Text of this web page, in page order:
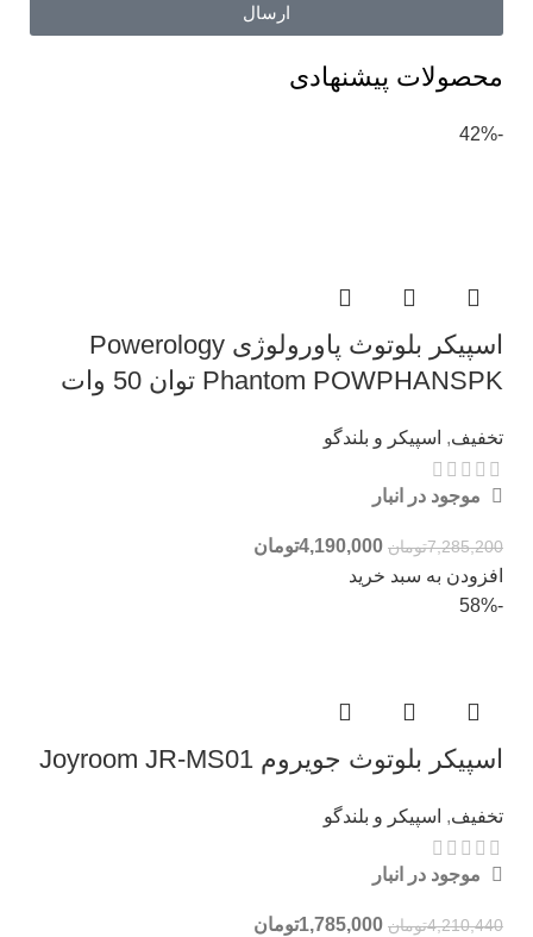
ارسال
محصولات پیشنهادی
-42%
اسپیکر بلوتوث پاورولوژی Powerology
Phantom POWPHANSPK توان 50 وات
تخفیف, اسپیکر و بلندگو
موجود در انبار
7,285,200تومان 4,190,000تومان
افزودن به سبد خرید
-58%
اسپیکر بلوتوث جویروم Joyroom JR-MS01
تخفیف, اسپیکر و بلندگو
موجود در انبار
4,210,440تومان 1,785,000تومان